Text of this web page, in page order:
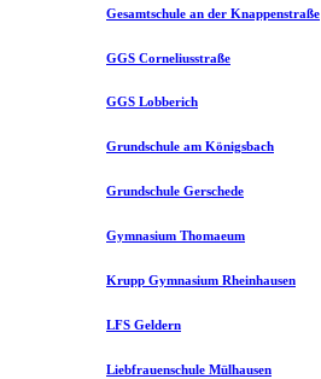
Gesamtschule an der Knappenstraße
GGS Corneliusstraße
GGS Lobberich
Grundschule am Königsbach
Grundschule Gerschede
Gymnasium Thomaeum
Krupp Gymnasium Rheinhausen
LFS Geldern
Liebfrauenschule Mülhausen​